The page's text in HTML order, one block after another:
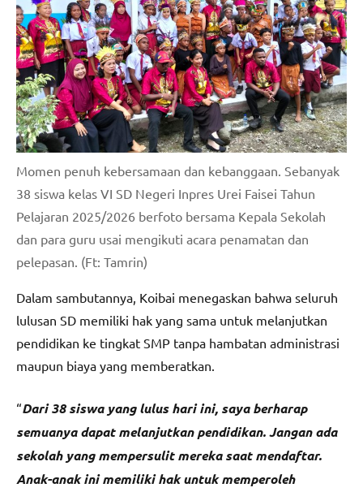
Momen penuh kebersamaan dan kebanggaan. Sebanyak
38 siswa kelas VI SD Negeri Inpres Urei Faisei Tahun
Pelajaran 2025/2026 berfoto bersama Kepala Sekolah
dan para guru usai mengikuti acara penamatan dan
pelepasan. (Ft: Tamrin)
Dalam sambutannya, Koibai menegaskan bahwa seluruh
lulusan SD memiliki hak yang sama untuk melanjutkan
pendidikan ke tingkat SMP tanpa hambatan administrasi
maupun biaya yang memberatkan.
“Dari 38 siswa yang lulus hari ini, saya berharap
semuanya dapat melanjutkan pendidikan. Jangan ada
sekolah yang mempersulit mereka saat mendaftar.
Anak-anak ini memiliki hak untuk memperoleh